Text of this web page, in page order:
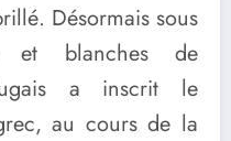
Désormais sous
et blanches de
a inscrit le
au cours de la